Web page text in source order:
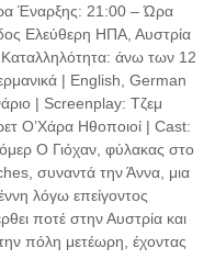
Έναρξης: 21:00 – Ώρα
Ελεύθερη ΗΠΑ, Αυστρία
άνω των 12
| English, German
| Screenplay: Τζεμ
Ο’Χάρα Ηθοποιοί | Cast:
Ο Γιόχαν, φύλακας στο
συναντά την Άννα, μια
λόγω επείγοντος
ποτέ στην Αυστρία και
πόλη μετέωρη, έχοντας